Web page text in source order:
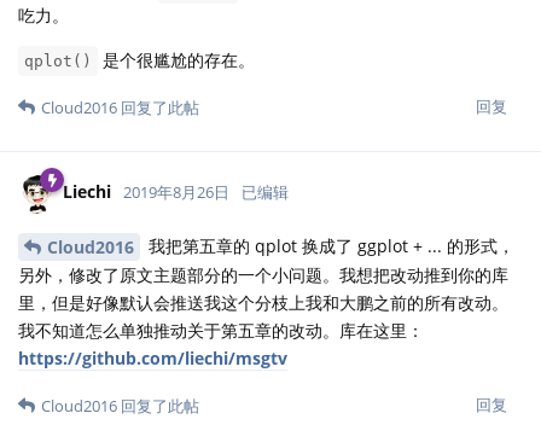
吃力。
qplot() 是个很尴尬的存在。
回复
Cloud2016 回复了此帖
Liechi 2019年8月26日 已编辑
Cloud2016
我把第五章的 qplot 换成了 ggplot + ... 的形式，
另外，修改了原文主题部分的一个小问题。我想把改动推到你的库
里，但是好像默认会推送我这个分枝上我和大鹏之前的所有改动。
我不知道怎么单独推动关于第五章的改动。库在这里：
https://github.com/liechi/msgtv
回复
Cloud2016 回复了此帖